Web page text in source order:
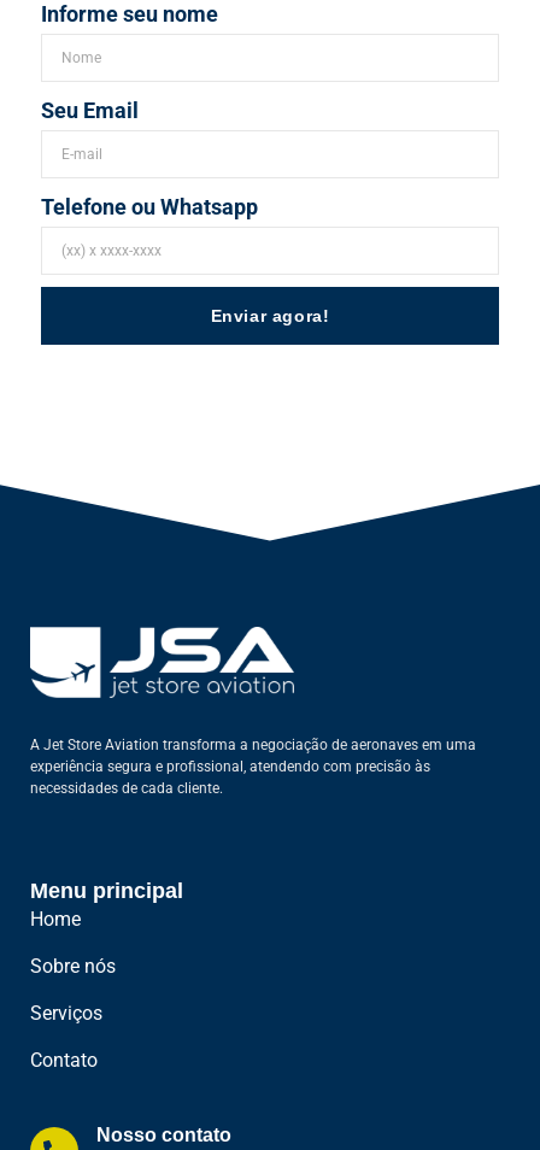
Informe seu nome
Seu Email
Telefone ou Whatsapp
Enviar agora!
A Jet Store Aviation transforma a negociação de aeronaves em uma
experiência segura e profissional, atendendo com precisão às
necessidades de cada cliente.
Menu principal
Home
Sobre nós
Serviços
Contato
Nosso contato